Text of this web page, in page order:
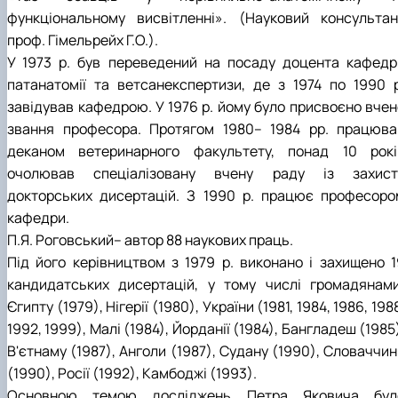
функціональному висвітленні». (Науковий
проф. Гімельрейх Г.О.).
У 1973 р. був переведений на посаду доцента
патанатомії та ветсанекспертизи, де з 1974 по 1990
завідував кафедрою. У 1976 р. йому було присвоєно
звання професора. Протягом 1980– 1984 рр.
деканом ветеринарного факультету, понад 10
очолював спеціалізовану вчену раду із
докторських дисертацій. З 1990 р. працює
кафедри.
П.Я. Роговський– автор 88 наукових праць.
Під його керівництвом з 1979 р. виконано і захищено
кандидатських дисертацій, у тому числі
Єгипту (1979), Нігерії (1980), України (1981, 1984, 1986,
1992, 1999), Малі (1984), Йорданії (1984), Бангладеш
В'єтнаму (1987), Анголи (1987), Судану (1990),
(1990), Росії (1992), Камбоджі (1993).